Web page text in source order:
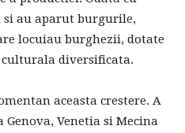
si au aparut burgurile,
locuiau burghezii, dotate
diversificata.
aceasta crestere. A
Venetia si Mecina